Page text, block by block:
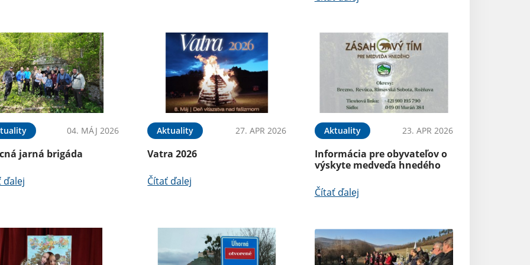
04. MÁJ 2026
jarná brigáda
ďalej
Aktuality 27. APR 2026
Vatra 2026
Čítať ďalej
Aktuality 23. APR 2026
Informácia pre obyvateľov o
výskyte medveďa hnedého
Čítať ďalej